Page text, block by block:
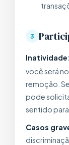
3
Inatividade:
você será
remoção.
pode
sentido para
Casos